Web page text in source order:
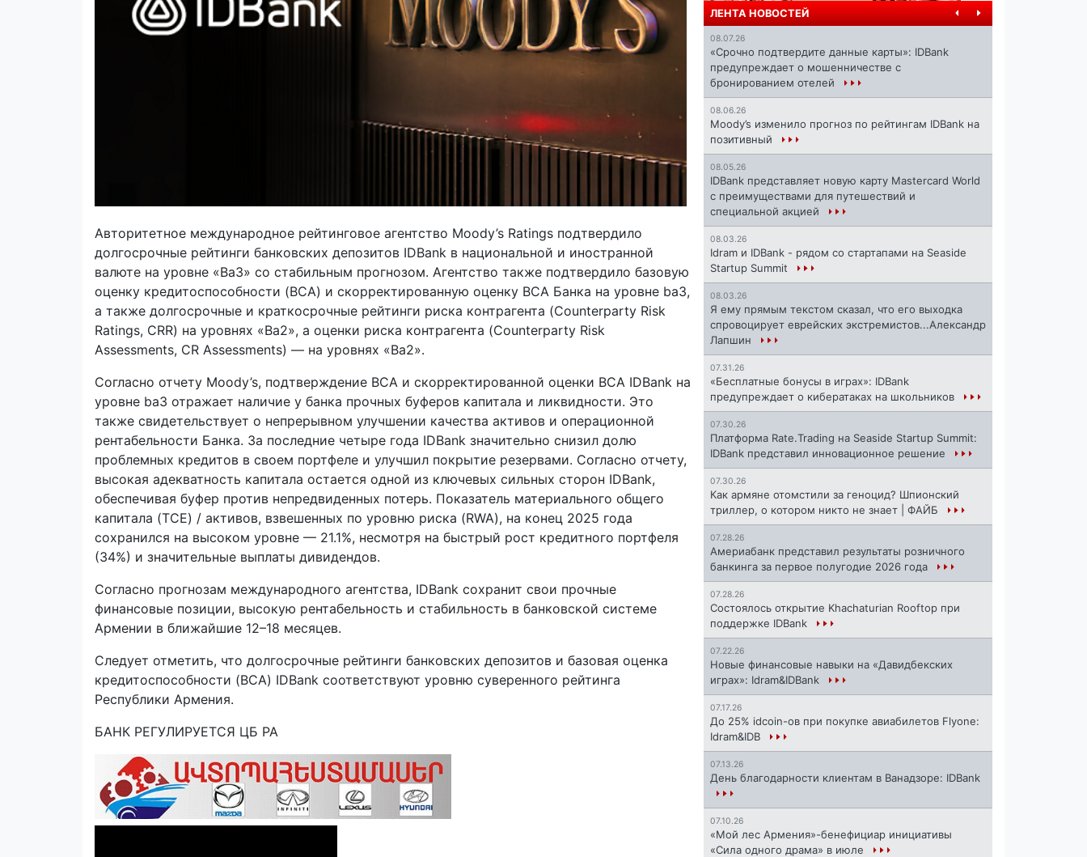
Авторитетное международное рейтинговое агентство Moody’s Ratings подтвердило
долгосрочные рейтинги банковских депозитов IDBank в национальной и иностранной
валюте на уровне «Ba3» со стабильным прогнозом. Агентство также подтвердило базовую
оценку кредитоспособности (BCA) и скорректированную оценку BCA Банка на уровне ba3,
а также долгосрочные и краткосрочные рейтинги риска контрагента (Counterparty Risk
Ratings, CRR) на уровнях «Ba2», а оценки риска контрагента (Counterparty Risk
Assessments, CR Assessments) — на уровнях «Ba2».
Согласно отчету Moody’s, подтверждение BCA и скорректированной оценки BCA IDBank на
уровне ba3 отражает наличие у банка прочных буферов капитала и ликвидности. Это
также свидетельствует о непрерывном улучшении качества активов и операционной
рентабельности Банка. За последние четыре года IDBank значительно снизил долю
проблемных кредитов в своем портфеле и улучшил покрытие резервами. Согласно отчету,
высокая адекватность капитала остается одной из ключевых сильных сторон IDBank,
обеспечивая буфер против непредвиденных потерь. Показатель материального общего
капитала (TCE) / активов, взвешенных по уровню риска (RWA), на конец 2025 года
сохранился на высоком уровне — 21.1%, несмотря на быстрый рост кредитного портфеля
(34%) и значительные выплаты дивидендов.
Согласно прогнозам международного агентства, IDBank сохранит свои прочные
финансовые позиции, высокую рентабельность и стабильность в банковской системе
Армении в ближайшие 12–18 месяцев.
Следует отметить, что долгосрочные рейтинги банковских депозитов и базовая оценка
кредитоспособности (BCA) IDBank соответствуют уровню суверенного рейтинга
Республики Армения.
БАНК РЕГУЛИРУЕТСЯ ЦБ РА
ЛЕНТА НОВОСТЕЙ
08.07.26
«Срочно подтвердите данные карты»: IDBank
предупреждает о мошенничестве с
бронированием отелей
08.06.26
Moody’s изменило прогноз по рейтингам IDBank на
позитивный
08.05.26
IDBank представляет новую карту Mastercard World
с преимуществами для путешествий и
специальной акцией
08.03.26
Idram и IDBank - рядом со стартапами на Seaside
Startup Summit
08.03.26
Я ему прямым текстом сказал, что его выходка
спровоцирует еврейских экстремистов...Александр
Лапшин
07.31.26
«Бесплатные бонусы в играх»: IDBank
предупреждает о кибератаках на школьников
07.30.26
Платформа Rate.Trading на Seaside Startup Summit:
IDBank представил инновационное решение
07.30.26
Как армяне отомстили за геноцид? Шпионский
триллер, о котором никто не знает | ФАЙБ
07.28.26
Америабанк представил результаты розничного
банкинга за первое полугодие 2026 года
07.28.26
Состоялось открытие Khachaturian Rooftop при
поддержке IDBank
07.22.26
Новые финансовые навыки на «Давидбекских
играх»: Idram&IDBank
07.17.26
До 25% idcoin-ов при покупке авиабилетов Flyone:
Idram&IDB
07.13.26
День благодарности клиентам в Ванадзоре: IDBank
07.10.26
«Мой лес Армения»-бенефициар инициативы
«Сила одного драма» в июле